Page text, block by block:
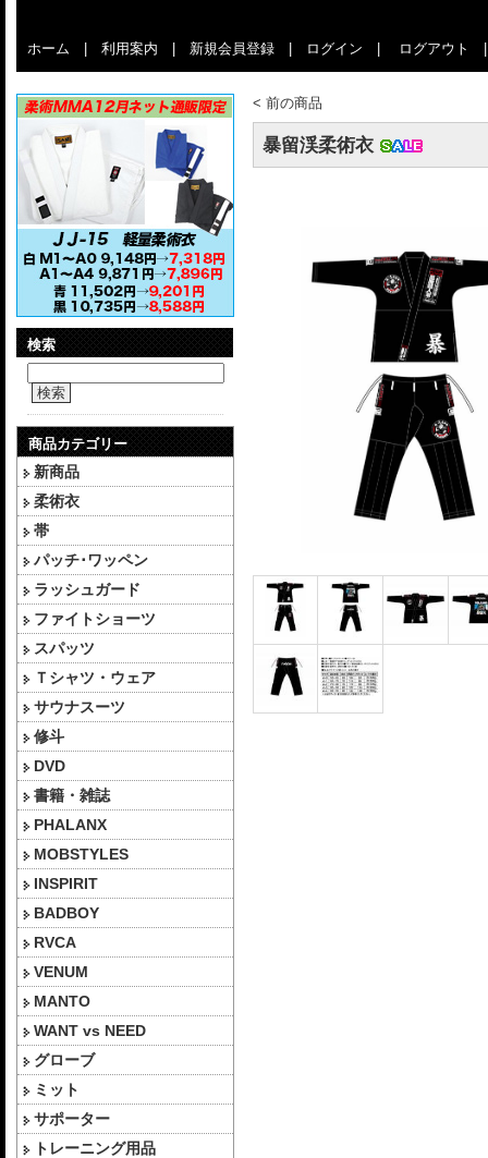
ホーム 利用案内 新規会員登録 ログイン ログアウト
検索
検索
商品カテゴリー
新商品
柔術衣
帯
パッチ･ワッペン
ラッシュガード
ファイトショーツ
スパッツ
Ｔシャツ・ウェア
サウナスーツ
修斗
DVD
書籍・雑誌
PHALANX
MOBSTYLES
INSPIRIT
BADBOY
RVCA
VENUM
MANTO
WANT vs NEED
グローブ
ミット
サポーター
トレーニング用品
< 前の商品
暴留渓柔術衣